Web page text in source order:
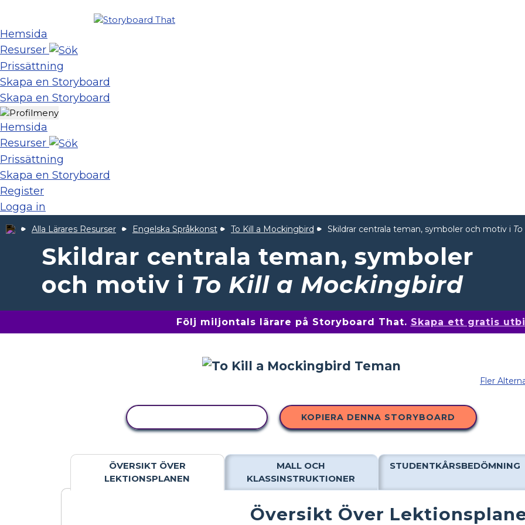
Hemsida
Resurser
Prissättning
Skapa en Storyboard
Skapa en Storyboard
Hemsida
Resurser
Prissättning
Skapa en Storyboard
Register
Logga in
Alla Lärares Resurser Engelska Språkkonst To Kill a Mockingbird Skildrar centrala teman, symboler och motiv i
Skildrar centrala teman, symboler
och motiv i To Kill a Mockingbird
Följ miljontals lärare på Storyboard That. Skapa ett gratis
Fler
KOPIERA DENNA STORYBOARD
ÖVERSIKT ÖVER
LEKTIONSPLANEN
MALL OCH
KLASSINSTRUKTIONER
STUDENTKÅRSBEDÖMNING
Översikt Över